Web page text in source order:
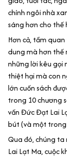
chính ngôi nhà
sáng hơn cho thế
Hơn cả, tầm
dung mà hơn thế
những lời kêu gọi
thiệt hại mà con
lớn cuốn sách
trong 10 chương
vấn Đức Đạt Lai
bút (và một
Qua đó, chúng
Lai Lạt Ma, cuộc